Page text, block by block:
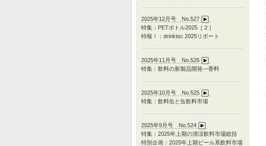
2025年12月号 No.527
特集： PETボトル2025［２］
特報！： drinktec 2025リポート
2025年11月号 No.526
特集：飲料の新製品開発―香料
2025年10月号 No.525
特集：飲料缶と缶飲料市場
2025年9月号 No.524
特集： 2025年上期の清涼飲料市場総括
特別企画： 2025年上期ビール系飲料市場